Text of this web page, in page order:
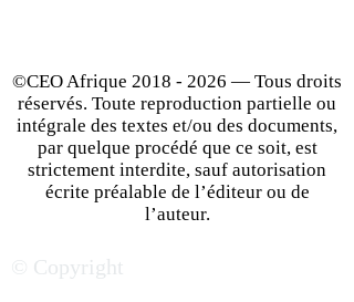
©CEO Afrique 2018 - 2026 — Tous droits
réservés. Toute reproduction partielle ou
intégrale des textes et/ou des documents,
par quelque procédé que ce soit, est
strictement interdite, sauf autorisation
écrite préalable de l’éditeur ou de
l’auteur.
© Copyright